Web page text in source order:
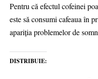
Pentru că efectul cofeinei
este să consumi cafeaua în
apariţia problemelor de
DISTRIBUIE: